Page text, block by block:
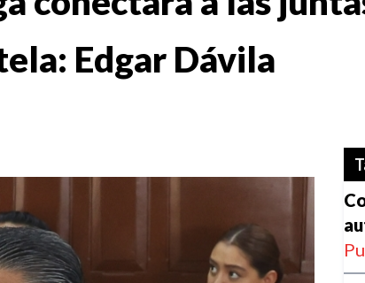
Edgar Dávila